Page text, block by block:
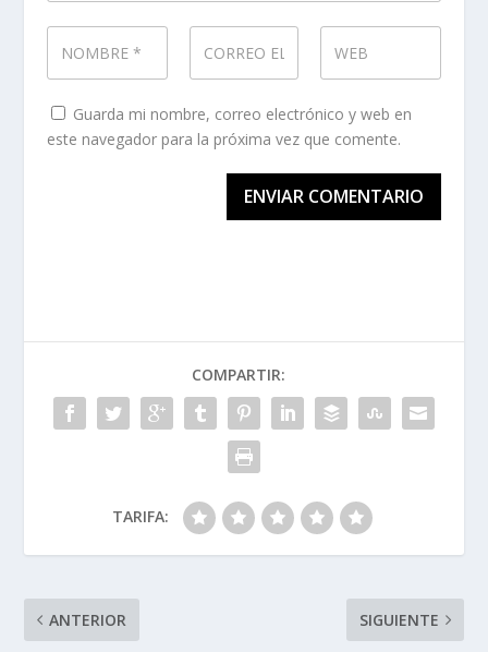
Guarda mi nombre, correo electrónico y web en
este navegador para la próxima vez que comente.
ENVIAR COMENTARIO
COMPARTIR:
TARIFA:
ANTERIOR SIGUIENTE